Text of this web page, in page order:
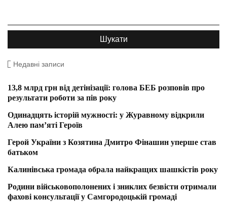
Недавні записи
13,8 млрд грн від детінізації: голова БЕБ розповів про
результати роботи за пів року
Одинадцять історій мужності: у Журавному відкрили
Алею пам’яті Героїв
Герой України з Козятина Дмитро Фінашин уперше став
батьком
Калинівська громада обрала найкращих шашкістів року
Родини військовополонених і зниклих безвісти отримали
фахові консультації у Самгородоцькій громаді